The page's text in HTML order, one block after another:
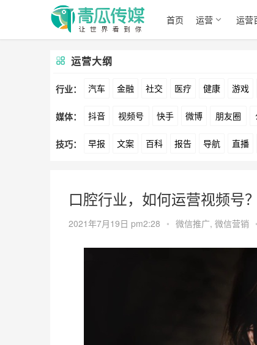
首页 运营 运营
运营大纲
行业： 汽车 金融 社交 医疗 健康 游戏
文娱 跨境 科技 广告 元宇宙 房
媒体： 抖音 视频号 快手 微博 朋友圈
爱奇艺 美柚 美图 最右 神马 谷歌
技巧： 早报 文案 百科 报告 导航 直播
口腔行业，如何运营视频号？
2021年7月19日 pm2:28 • 微信推广, 微信营销 •